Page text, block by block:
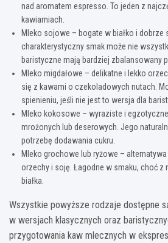
nad aromatem espresso. To jeden z
kawiarniach.
Mleko sojowe – bogate w białko i dobrze
charakterystyczny smak może nie
baristyczne mają bardziej zbalansowany
Mleko migdałowe – delikatne i lekko
się z kawami o czekoladowych nutach.
spienieniu, jeśli nie jest to wersja dla
Mleko kokosowe – wyraziste i
mrożonych lub deserowych. Jego
potrzebę dodawania cukru.
Mleko grochowe lub ryżowe –
orzechy i soję. Łagodne w smaku, choć
białka.
Wszystkie powyższe rodzaje dostępne
w wersjach klasycznych oraz
przygotowania kaw mlecznych w